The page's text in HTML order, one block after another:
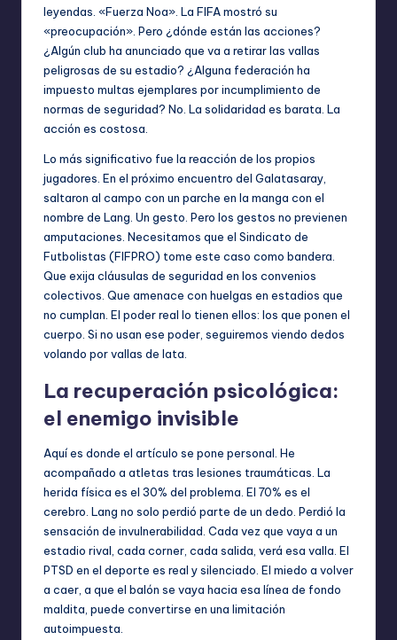
leyendas. «Fuerza Noa». La FIFA mostró su
«preocupación». Pero ¿dónde están las acciones?
¿Algún club ha anunciado que va a retirar las vallas
peligrosas de su estadio? ¿Alguna federación ha
impuesto multas ejemplares por incumplimiento de
normas de seguridad? No. La solidaridad es barata. La
acción es costosa.
Lo más significativo fue la reacción de los propios
jugadores. En el próximo encuentro del Galatasaray,
saltaron al campo con un parche en la manga con el
nombre de Lang. Un gesto. Pero los gestos no previenen
amputaciones. Necesitamos que el Sindicato de
Futbolistas (FIFPRO) tome este caso como bandera.
Que exija cláusulas de seguridad en los convenios
colectivos. Que amenace con huelgas en estadios que
no cumplan. El poder real lo tienen ellos: los que ponen el
cuerpo. Si no usan ese poder, seguiremos viendo dedos
volando por vallas de lata.
La recuperación psicológica:
el enemigo invisible
Aquí es donde el artículo se pone personal. He
acompañado a atletas tras lesiones traumáticas. La
herida física es el 30% del problema. El 70% es el
cerebro. Lang no solo perdió parte de un dedo. Perdió la
sensación de invulnerabilidad. Cada vez que vaya a un
estadio rival, cada corner, cada salida, verá esa valla. El
PTSD en el deporte es real y silenciado. El miedo a volver
a caer, a que el balón se vaya hacia esa línea de fondo
maldita, puede convertirse en una limitación
autoimpuesta.